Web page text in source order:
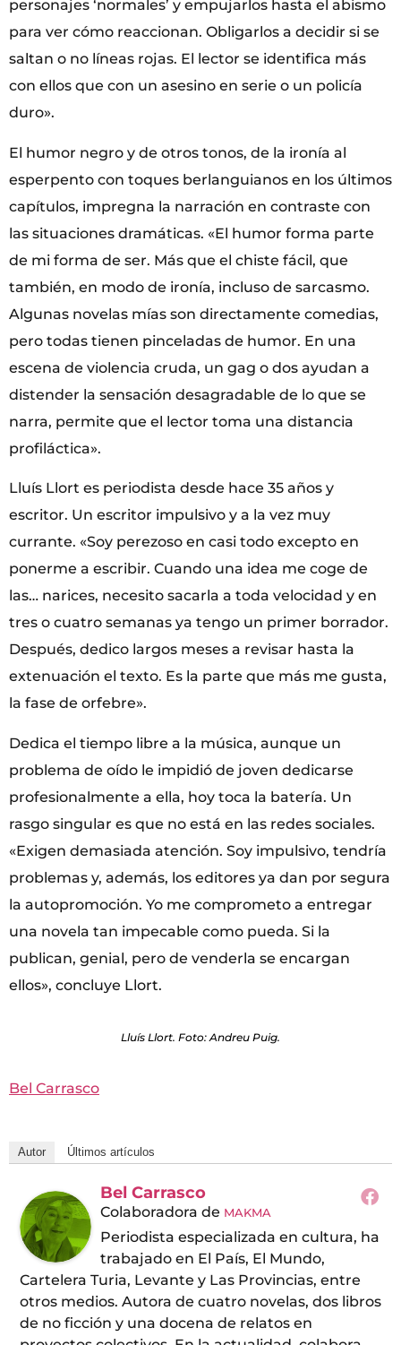
personajes ‘normales’ y empujarlos hasta el abismo
para ver cómo reaccionan. Obligarlos a decidir si se
saltan o no líneas rojas. El lector se identifica más
con ellos que con un asesino en serie o un policía
duro».
El humor negro y de otros tonos, de la ironía al
esperpento con toques berlanguianos en los últimos
capítulos, impregna la narración en contraste con
las situaciones dramáticas. «El humor forma parte
de mi forma de ser. Más que el chiste fácil, que
también, en modo de ironía, incluso de sarcasmo.
Algunas novelas mías son directamente comedias,
pero todas tienen pinceladas de humor. En una
escena de violencia cruda, un gag o dos ayudan a
distender la sensación desagradable de lo que se
narra, permite que el lector toma una distancia
profiláctica».
Lluís Llort es periodista desde hace 35 años y
escritor. Un escritor impulsivo y a la vez muy
currante. «Soy perezoso en casi todo excepto en
ponerme a escribir. Cuando una idea me coge de
las… narices, necesito sacarla a toda velocidad y en
tres o cuatro semanas ya tengo un primer borrador.
Después, dedico largos meses a revisar hasta la
extenuación el texto. Es la parte que más me gusta,
la fase de orfebre».
Dedica el tiempo libre a la música, aunque un
problema de oído le impidió de joven dedicarse
profesionalmente a ella, hoy toca la batería. Un
rasgo singular es que no está en las redes sociales.
«Exigen demasiada atención. Soy impulsivo, tendría
problemas y, además, los editores ya dan por segura
la autopromoción. Yo me comprometo a entregar
una novela tan impecable como pueda. Si la
publican, genial, pero de venderla se encargan
ellos», concluye Llort.
Lluís Llort. Foto: Andreu Puig.
Bel Carrasco
Autor Últimos artículos
Bel Carrasco
Colaboradora de MAKMA
Periodista especializada en cultura, ha
trabajado en El País, El Mundo,
Cartelera Turia, Levante y Las Provincias, entre
otros medios. Autora de cuatro novelas, dos libros
de no ficción y una docena de relatos en